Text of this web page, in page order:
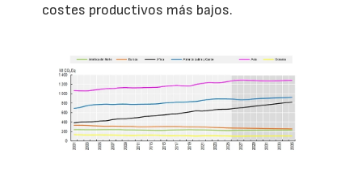
costes productivos más bajos.